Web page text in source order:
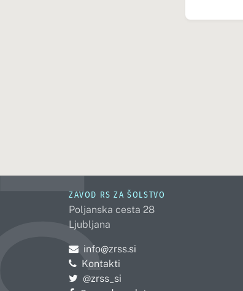
ZAVOD RS ZA ŠOLSTVO
Poljanska cesta 28
Ljubljana
Pošljite e-mail na
info@zrss.si
Kontakti
Pojdite na Twitter:
@zrss_si